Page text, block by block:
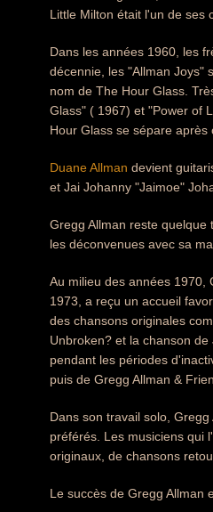
Little Milton était l'un de ses
Dans les années 1960, les
décennie, les "Allman Joys"
nom de The Hour Glass.
Glass" ( 1967) et "Power of
Hour Glass se sépare après
Duane Allman devient
et Jai Johanny "Jaimoe"
Gregg Allman reste
les déconvenues avec sa
Au milieu des années 1970,
1973, a reçu un accueil
des chansons originales
Unbroken? et la chanson
pendant les périodes
puis de Gregg Allman &
Dans son travail solo,
préférés. Les musiciens qui
originaux, de chansons
Le succès de Gregg Allman